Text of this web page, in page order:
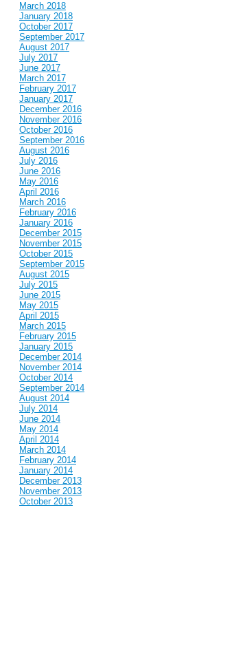
March 2018
January 2018
October 2017
September 2017
August 2017
July 2017
June 2017
March 2017
February 2017
January 2017
December 2016
November 2016
October 2016
September 2016
August 2016
July 2016
June 2016
May 2016
April 2016
March 2016
February 2016
January 2016
December 2015
November 2015
October 2015
September 2015
August 2015
July 2015
June 2015
May 2015
April 2015
March 2015
February 2015
January 2015
December 2014
November 2014
October 2014
September 2014
August 2014
July 2014
June 2014
May 2014
April 2014
March 2014
February 2014
January 2014
December 2013
November 2013
October 2013